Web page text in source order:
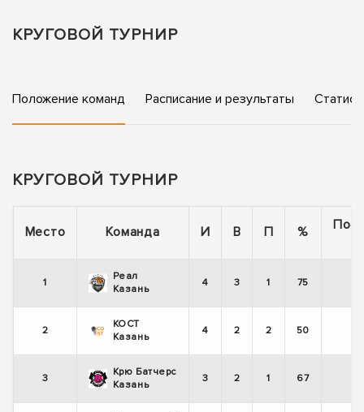
КРУГОВОЙ ТУРНИР
Положение команд Расписание и результаты
КРУГОВОЙ ТУРНИР
Место Команда И В П %
1
Реал
Казань
4 3 1 75
2
КОСТ
Казань
4 2 2 50
3
Крю Батчерс
Казань
3 2 1 67